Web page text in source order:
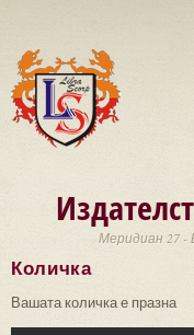
Меридиан 27 -
Количка
Вашата количка е празна